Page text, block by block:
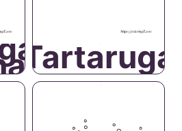
Tartaruga